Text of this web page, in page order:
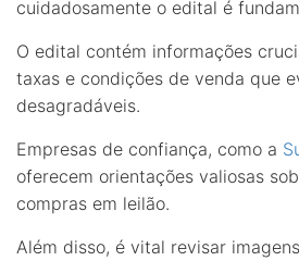
cuidadosamente o edital é
O edital contém informações
taxas e condições de venda que
desagradáveis.
Empresas de confiança, como a
oferecem orientações valiosas
compras em leilão.
Além disso, é vital revisar